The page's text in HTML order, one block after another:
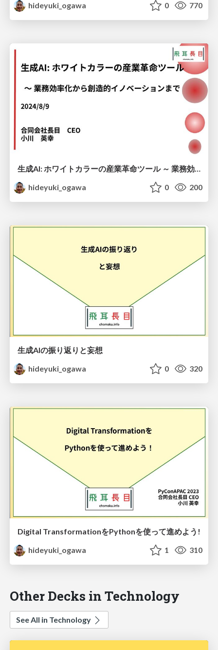
hideyuki_ogawa 0 770
hideyuki_ogawa
0 200
生成AIの振り返りと妄想
hideyuki_ogawa
0 320
Digital TransformationをPythonを使って進めよう!
hideyuki_ogawa
1 310
Other Decks in Technology
See All in Technology